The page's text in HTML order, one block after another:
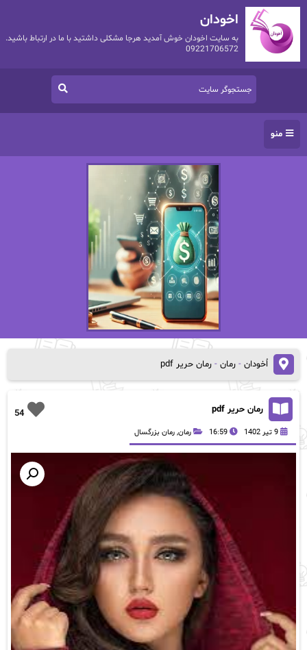
اخودان
به سایت اخودان خوش آمدید هرجا مشکلی داشتید با ما در ارتباط باشید.
09221706572
منو
اُخودان- رمان- رمان حریر pdf
54 رمان حریر pdf
9 تیر 1402 16:59 رمان, رمان بزرگسال